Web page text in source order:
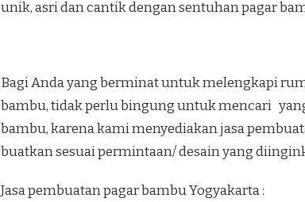
unik, asri dan cantik dengan sentuhan pagar
Bagi Anda yang berminat untuk melengkapi
bambu, tidak perlu bingung untuk mencari
bambu, karena kami menyediakan jasa
buatkan sesuai permintaan/ desain yang
Jasa pembuatan pagar bambu Yogyakarta :